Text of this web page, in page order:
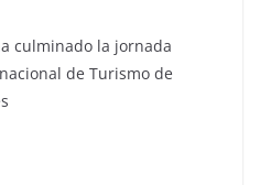
culminado la jornada
de Turismo de